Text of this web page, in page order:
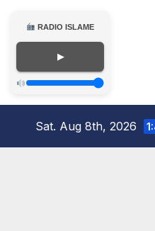
RADIO ISLAME
▶
Sat. Aug 8th, 2026